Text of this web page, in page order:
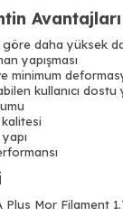
Avantajları
daha yüksek
yapışması
minimum
kullanıcı dostu
Plus Mor Filament